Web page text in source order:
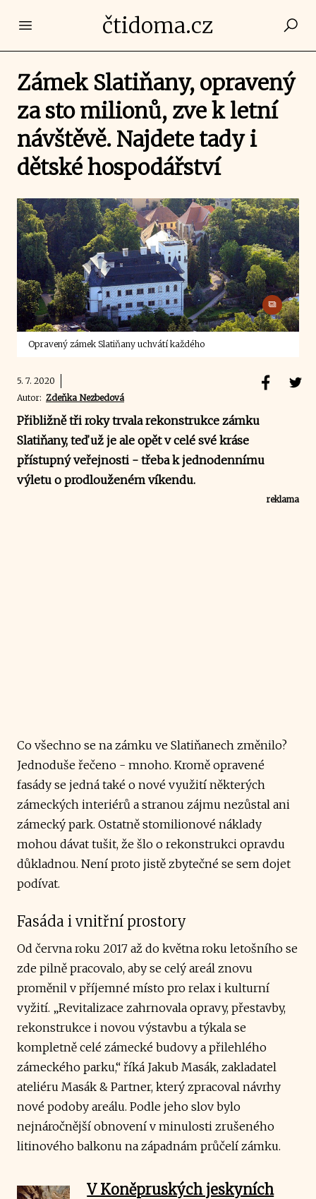
Open main menučtidoma.cz
Zámek Slatiňany, opravený
za sto milionů, zve k letní
návštěvě. Najdete tady i
dětské hospodářství
Opravený zámek Slatiňany uchvátí každého
5. 7. 2020
Autor: Zdeňka Nezbedová
Přibližně tři roky trvala rekonstrukce zámku
Slatiňany, teď už je ale opět v celé své kráse
přístupný veřejnosti - třeba k jednodennímu
výletu o prodlouženém víkendu.
reklama
Co všechno se na zámku ve Slatiňanech změnilo?
Jednoduše řečeno - mnoho. Kromě opravené
fasády se jedná také o nové využití některých
zámeckých interiérů a stranou zájmu nezůstal ani
zámecký park. Ostatně stomilionové náklady
mohou dávat tušit, že šlo o rekonstrukci opravdu
důkladnou. Není proto jistě zbytečné se sem dojet
podívat.
Fasáda i vnitřní prostory
Od června roku 2017 až do května roku letošního se
zde pilně pracovalo, aby se celý areál znovu
proměnil v příjemné místo pro relax i kulturní
vyžití. „Revitalizace zahrnovala opravy, přestavby,
rekonstrukce i novou výstavbu a týkala se
kompletně celé zámecké budovy a přilehlého
zámeckého parku,“ říká Jakub Masák, zakladatel
ateliéru Masák & Partner, který zpracoval návrhy
nové podoby areálu. Podle jeho slov bylo
nejnáročnější obnovení v minulosti zrušeného
litinového balkonu na západnám průčelí zámku.
V Koněpruských jeskyních